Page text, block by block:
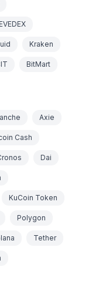
Kraken
BitMart
Axie
Cash
Dai
KuCoin Token
Polygon
Tether